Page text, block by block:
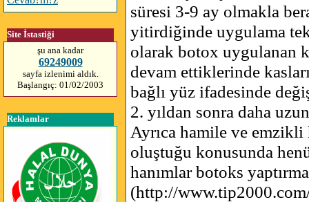
Site İstastiği
şu ana kadar
69249009
sayfa izlenimi aldık.
Başlangıç: 01/02/2003
Reklamlar
süresi 3-9 ay olmakla
yitirdiğinde uygulama
olarak botox uygulanan
devam ettiklerinde
bağlı yüz ifadesinde
2. yıldan sonra daha
Ayrıca hamile ve
oluştuğu konusunda
hanımlar botoks
(http://